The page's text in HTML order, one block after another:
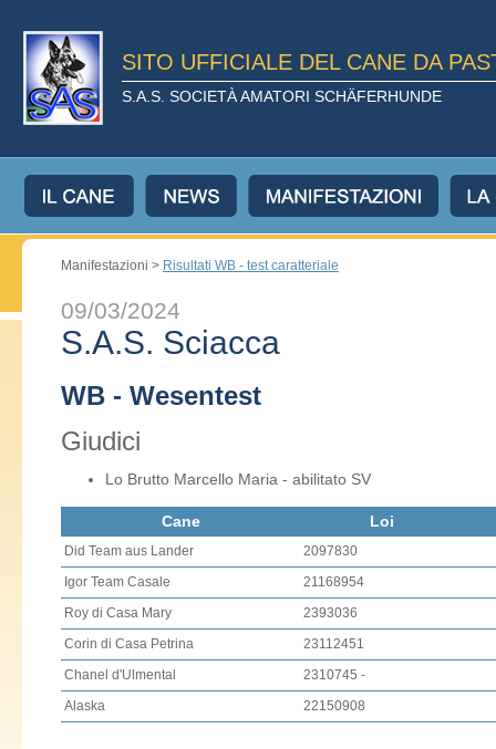
SITO UFFICIALE DEL CANE DA
S.A.S. SOCIETÀ AMATORI SCHÄFERHUNDE
Manifestazioni > Risultati WB - test caratteriale
09/03/2024
S.A.S. Sciacca
WB - Wesentest
Giudici
Lo Brutto Marcello Maria - abilitato SV
Cane Loi
Did Team aus Lander
2097830
Igor Team Casale
21168954
Roy di Casa Mary
2393036
Corin di Casa Petrina
23112451
Chanel d'Ulmental
2310745 -
Alaska
22150908